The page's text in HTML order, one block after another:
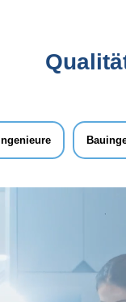
Ingenieure